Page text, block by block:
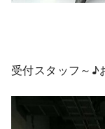
受付スタッフ～♪